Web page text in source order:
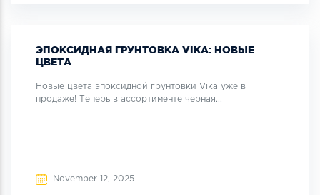
ЭПОКСИДНАЯ ГРУНТОВКА VIKA: НОВЫЕ
ЦВЕТА
Новые цвета эпоксидной грунтовки Vika уже в
продаже! Теперь в ассортименте черная...
November 12, 2025